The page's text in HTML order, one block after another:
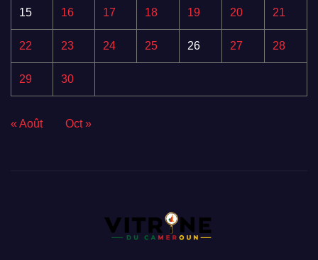
15 16 17 18 19 20 21
22 23 24 25 26 27 28
29 30
« Août Oct »